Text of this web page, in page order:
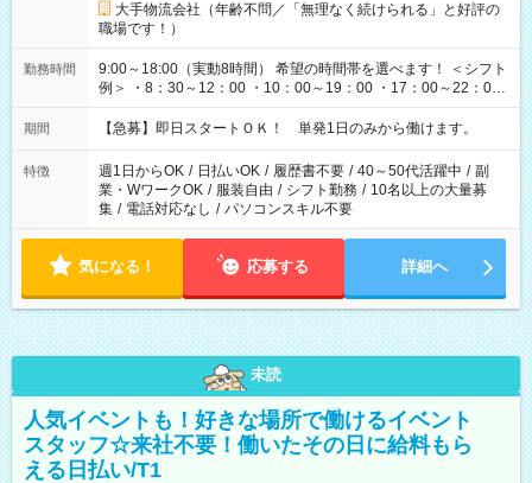
大手物流会社（年齢不問／「無理なく続けられる」と好評の
職場です！）
勤務時間
9:00～18:00（実動8時間） 希望の時間帯を選べます！ ＜シフト
例＞ ・8：30～12：00 ・10：00～19：00 ・17：00～22：00
・13：00～22：00 ・22：00～翌6：00 など
期間 【急募】即日スタートＯＫ！ 単発1日のみから働けます。
特徴 週1日からOK / 日払いOK / 履歴書不要 / 40～50代活躍中 / 副
業・WワークOK / 服装自由 / シフト勤務 / 10名以上の大量募
集 / 電話対応なし / パソコンスキル不要
気になる！ 応募する 詳細へ
未読
人気イベントも！好きな場所で働けるイベント
スタッフ☆来社不要！働いたその日に給料もら
える日払い/T1